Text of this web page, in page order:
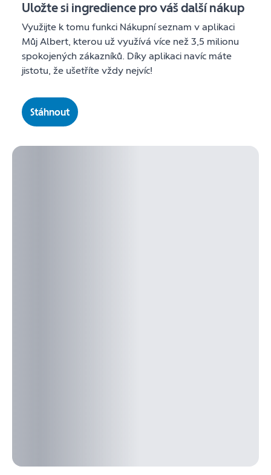
Uložte si ingredience pro váš další nákup
Využijte k tomu funkci Nákupní seznam v aplikaci
Můj Albert, kterou už využívá více než 3,5 milionu
spokojených zákazníků. Díky aplikaci navíc máte
jistotu, že ušetříte vždy nejvíc!
Stáhnout